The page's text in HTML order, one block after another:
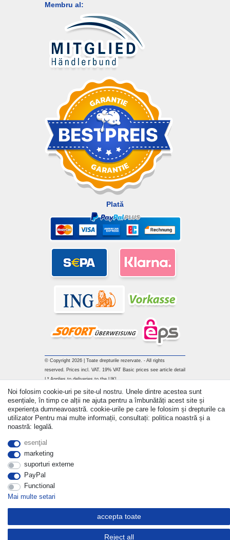
Membru al:
Plată
© Copyright 2026 | Toate drepturile rezervate. - All rights
reserved. Prices incl. VAT. 19% VAT Basic prices see article detail
| * Applies to deliveries to the UK!
Noi folosim cookie-uri pe site-ul nostru. Unele dintre acestea sunt
esențiale, în timp ce alții ne ajuta pentru a îmbunătăți acest site și
experiența dumneavoastră. cookie-urile pe care le folosim și drepturile ca
utilizator Pentru mai multe informații, consultați: politica noastră și a
noastră: legală.
esenţial
marketing
suporturi externe
PayPal
Functional
Mai multe setari
accepta toate
Reject all
Withdraw from contract here
a lua legatura